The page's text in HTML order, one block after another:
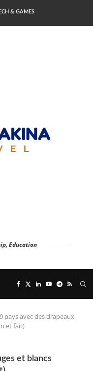
& GAMES
Education
pays avec des drapeaux
et fait)
et blancs